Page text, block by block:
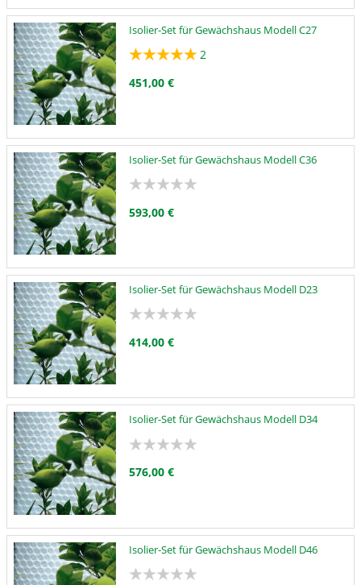
Isolier-Set für Gewächshaus Modell C27
2
451,00 €
Isolier-Set für Gewächshaus Modell C36
593,00 €
Isolier-Set für Gewächshaus Modell D23
414,00 €
Isolier-Set für Gewächshaus Modell D34
576,00 €
Isolier-Set für Gewächshaus Modell D46